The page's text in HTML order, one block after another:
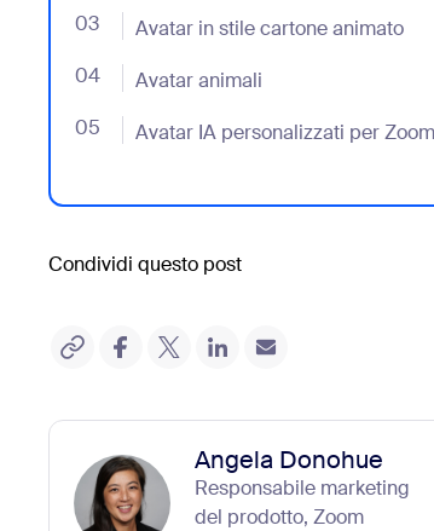
03 Avatar in stile cartone animato
- Jumplink to Avatar in stile cartone
04 Avatar animali
- Jumplink to Avatar animali
05 Avatar IA personalizzati per
- Jumplink to Avatar IA personalizzati
Condividi questo post
Angela Donohue
Responsabile marketing
del prodotto, Zoom